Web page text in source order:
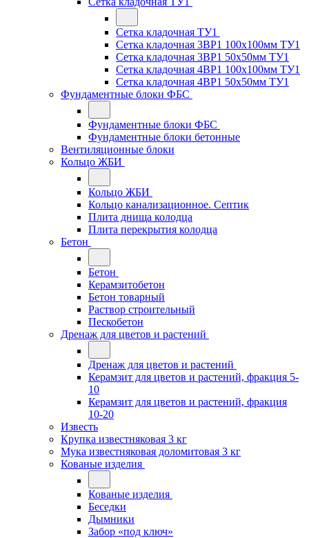
Сетка кладочная ТУ1
Сетка кладочная 3ВР1 100x100мм ТУ1
Сетка кладочная 3ВР1 50x50мм ТУ1
Сетка кладочная 4ВР1 100x100мм ТУ1
Сетка кладочная 4ВР1 50x50мм ТУ1
Фундаментные блоки ФБС
Фундаментные блоки ФБС
Фундаментные блоки бетонные
Вентиляционные блоки
Кольцо ЖБИ
Кольцо ЖБИ
Кольцо канализационное. Септик
Плита днища колодца
Плита перекрытия колодца
Бетон
Бетон
Керамзитобетон
Бетон товарный
Раствор строительный
Пескобетон
Дренаж для цветов и растений
Дренаж для цветов и растений
Керамзит для цветов и растений, фракция 5-
10
Керамзит для цветов и растений, фракция
10-20
Известь
Крупка известняковая 3 кг
Мука известняковая доломитовая 3 кг
Кованые изделия
Кованые изделия
Беседки
Дымники
Забор «под ключ»